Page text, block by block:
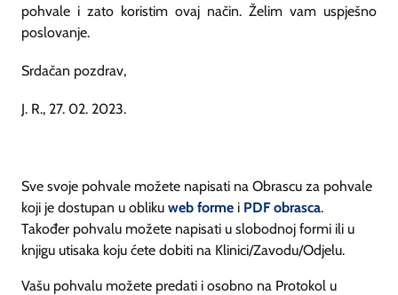
pohvale i zato koristim ovaj način. Želim vam uspješno
poslovanje.
Srdačan pozdrav,
J. R., 27. 02. 2023.
Sve svoje pohvale možete napisati na Obrascu za pohvale
koji je dostupan u obliku web forme i PDF obrasca.
Također pohvalu možete napisati u slobodnoj formi ili u
knjigu utisaka koju ćete dobiti na Klinici/Zavodu/Odjelu.
Vašu pohvalu možete predati i osobno na Protokol u